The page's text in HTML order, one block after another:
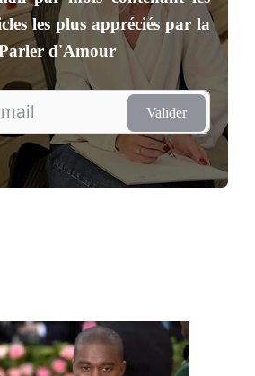
les plus appréciés par la
d'Amour
Valider